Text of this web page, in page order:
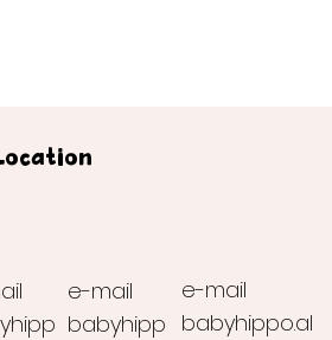
e-mail
babyhippo.al
e-mail
babyhipp